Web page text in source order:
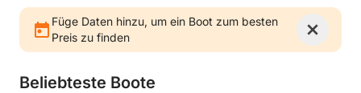
Füge Daten hinzu, um ein Boot zum besten
Preis zu finden
Beliebteste Boote